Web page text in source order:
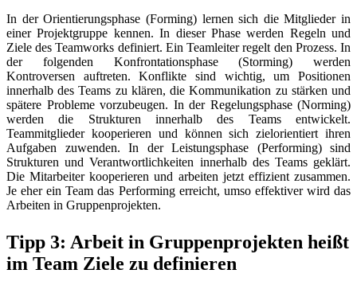
In der Orientierungsphase (Forming) lernen sich die Mitglieder in
einer Projektgruppe kennen. In dieser Phase werden Regeln und
Ziele des Teamworks definiert. Ein Teamleiter regelt den Prozess. In
der folgenden Konfrontationsphase (Storming) werden
Kontroversen auftreten. Konflikte sind wichtig, um Positionen
innerhalb des Teams zu klären, die Kommunikation zu stärken und
spätere Probleme vorzubeugen. In der Regelungsphase (Norming)
werden die Strukturen innerhalb des Teams entwickelt.
Teammitglieder kooperieren und können sich zielorientiert ihren
Aufgaben zuwenden. In der Leistungsphase (Performing) sind
Strukturen und Verantwortlichkeiten innerhalb des Teams geklärt.
Die Mitarbeiter kooperieren und arbeiten jetzt effizient zusammen.
Je eher ein Team das Performing erreicht, umso effektiver wird das
Arbeiten in Gruppenprojekten.
Tipp 3: Arbeit in Gruppenprojekten heißt
im Team Ziele zu definieren